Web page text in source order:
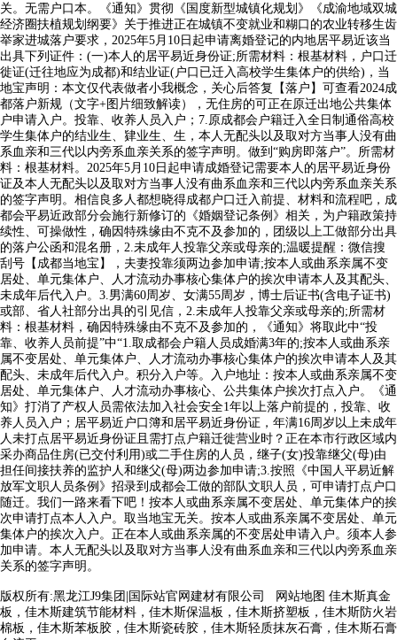
关。无需户口本。《通知》贯彻《国度新型城镇化规划》《成渝地域双城
经济圈扶植规划纲要》关于推进正在城镇不变就业和糊口的农业转移生齿
举家进城落户要求，2025年5月10日起申请离婚登记的内地居平易近该当
出具下列证件：(一)本人的居平易近身份证;所需材料：根基材料，户口迁
徙证(迁往地应为成都)和结业证(户口已迁入高校学生集体户的供给)，当
地宝声明：本文仅代表做者小我概念，关心后答复【落户】可查看2024成
都落户新规（文字+图片细致解读），无住房的可正在原迁出地公共集体
户申请入户。投靠、收养人员入户；7.原成都会户籍迁入全日制通俗高校
学生集体户的结业生、肄业生、生，本人无配头以及取对方当事人没有曲
系血亲和三代以内旁系血亲关系的签字声明。做到“购房即落户”。所需材
料：根基材料。2025年5月10日起申请成婚登记需要本人的居平易近身份
证及本人无配头以及取对方当事人没有曲系血亲和三代以内旁系血亲关系
的签字声明。相信良多人都想晓得成都户口迁入前提、材料和流程吧，成
都会平易近政部分会施行新修订的《婚姻登记条例》相关，为户籍政策持
续性、可操做性，确因特殊缘由不克不及参加的，团级以上工做部分出具
的落户公函和混名册，2.未成年人投靠父亲或母亲的;温暖提醒：微信搜
刮号【成都当地宝】，夫妻投靠须两边参加申请;按本人或曲系亲属不变
居处、单元集体户、人才流动办事核心集体户的挨次申请本人及其配头、
未成年后代入户。3.男满60周岁、女满55周岁，博士后证书(含电子证书)
或部、省人社部分出具的引见信，2.未成年人投靠父亲或母亲的;所需材
料：根基材料，确因特殊缘由不克不及参加的，《通知》将取此中“投
靠、收养人员前提”中“1.取成都会户籍人员成婚满3年的;按本人或曲系亲
属不变居处、单元集体户、人才流动办事核心集体户的挨次申请本人及其
配头、未成年后代入户。积分入户等。入户地址：按本人或曲系亲属不变
居处、单元集体户、人才流动办事核心、公共集体户挨次打点入户。《通
知》打消了产权人员需依法加入社会安全1年以上落户前提的，投靠、收
养人员入户；居平易近户口簿和居平易近身份证，年满16周岁以上未成年
人未打点居平易近身份证且需打点户籍迁徙营业时？正在本市行政区域内
采办商品住房(已交付利用)或二手住房的人员，继子(女)投靠继父(母)由
担任间接扶养的监护人和继父(母)两边参加申请;3.按照《中国人平易近解
放军文职人员条例》招录到成都会工做的部队文职人员，可申请打点户口
随迁。我们一路来看下吧！按本人或曲系亲属不变居处、单元集体户的挨
次申请打点本人入户。取当地宝无关。按本人或曲系亲属不变居处、单元
集体户的挨次入户。正在本人或曲系亲属的不变居处申请入户。须本人参
加申请。本人无配头以及取对方当事人没有曲系血亲和三代以内旁系血亲
关系的签字声明。
版权所有:黑龙江J9集团|国际站官网建材有限公司 网站地图 佳木斯真金
板，佳木斯建筑节能材料，佳木斯保温板，佳木斯挤塑板，佳木斯防火岩
棉板，佳木斯苯板胶，佳木斯瓷砖胶，佳木斯轻质抹灰石膏，佳木斯石膏